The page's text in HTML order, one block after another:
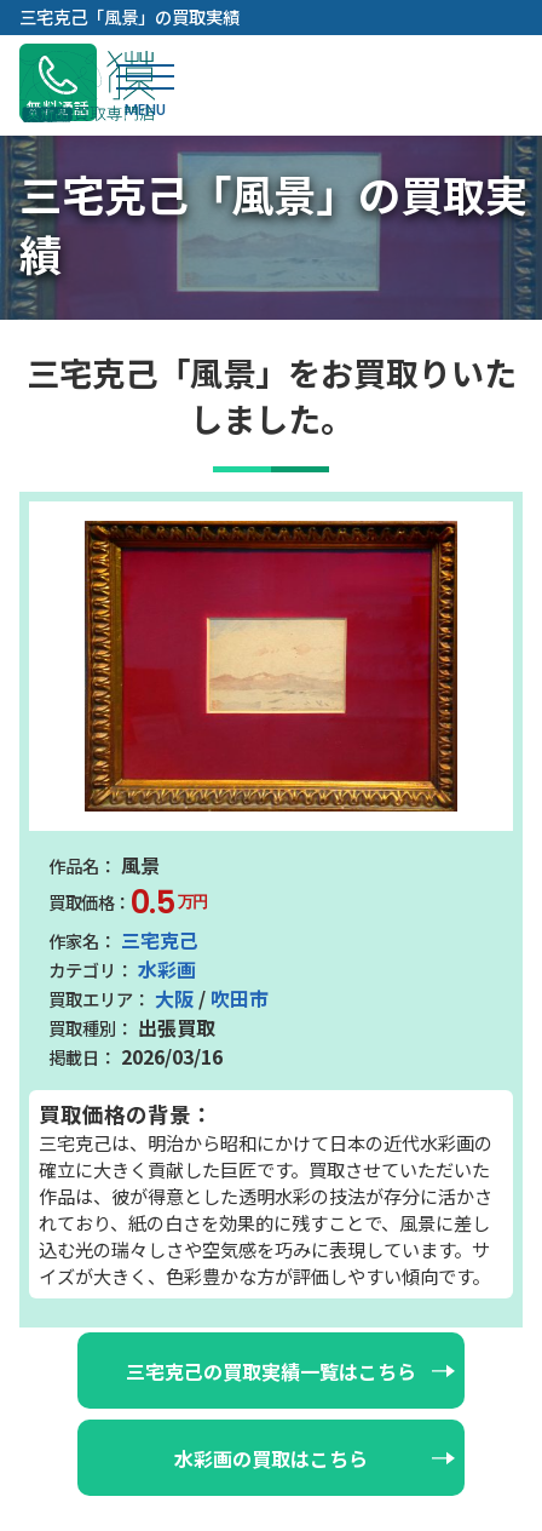
容
キ
ッ
プ
三宅克己「風景」の買取実績
無料通話
三宅克己「風景」の買取実
績
三宅克己「風景」をお買取りいた
しました。
風景
0.5万円
三宅克己
水彩画
大阪 / 吹田市
出張買取
2026/03/16
買取価格の背景：
三宅克己は、明治から昭和にかけて日本の近代水彩画の
確立に大きく貢献した巨匠です。買取させていただいた
作品は、彼が得意とした透明水彩の技法が存分に活かさ
れており、紙の白さを効果的に残すことで、風景に差し
込む光の瑞々しさや空気感を巧みに表現しています。サ
イズが大きく、色彩豊かな方が評価しやすい傾向です。
三宅克己の買取実績一覧はこちら
水彩画の買取はこちら